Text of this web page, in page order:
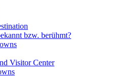
bzw. berühmt?
Visitor Center